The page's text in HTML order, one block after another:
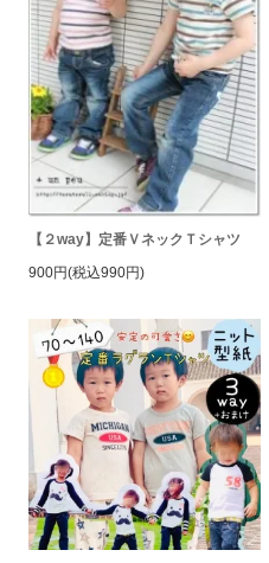
【２way】定番ＶネックＴシャツ
900円(税込990円)